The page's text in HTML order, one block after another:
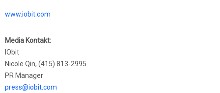
www.iobit.com
Media Kontakt:
IObit
Nicole Qin, (415) 813-2995
PR Manager
press@iobit.com